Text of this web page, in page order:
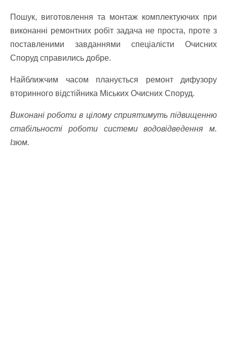
Пошук, виготовлення та монтаж комплектуючих при
виконанні ремонтних робіт задача не проста, проте з
поставленими завданнями спеціалісти Очисних
Споруд справились добре.
Найближчим часом планується ремонт дифузору
вторинного відстійника Міських Очисних Споруд.
Виконані роботи в цілому сприятимуть підвищенню
стабільності роботи системи водовідведення м.
Ізюм.